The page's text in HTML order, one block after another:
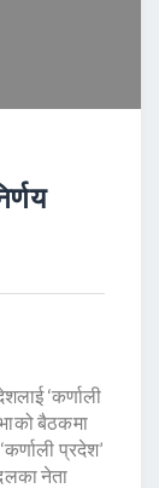
‘कर्णाली
बैठकमा
प्रदेश’
नेता